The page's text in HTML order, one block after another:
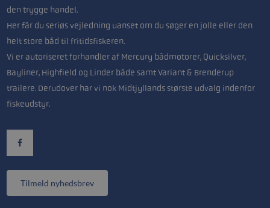
den trygge handel.
Her får du seriøs vejledning uanset om du søger en jolle eller den
helt store båd til fritidsfiskeren.
Vi er autoriseret forhandler af Mercury bådmotorer, Quicksilver,
Bayliner, Highfield og Linder både samt Variant & Brenderup
trailere. Derudover har vi nok Midtjyllands største udvalg indenfor
fiskeudstyr.
Tilmeld nyhedsbrev